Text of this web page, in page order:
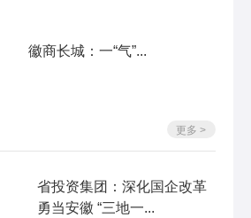
徽商长城：一“气”...
更多 >
省投资集团：深化国企改革
勇当安徽 “三地一...